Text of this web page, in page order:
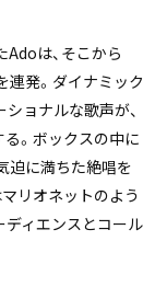
Adoは、そこから
連発。ダイナミック
ョナルな歌声が、
。ボックスの中に
迫に満ちた絶唱を
マリオネットのよう
ディエンスとコール